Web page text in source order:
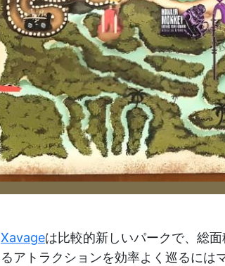
Xavageは比較的新しいパークで、総
るアトラクションを効率よく巡るには